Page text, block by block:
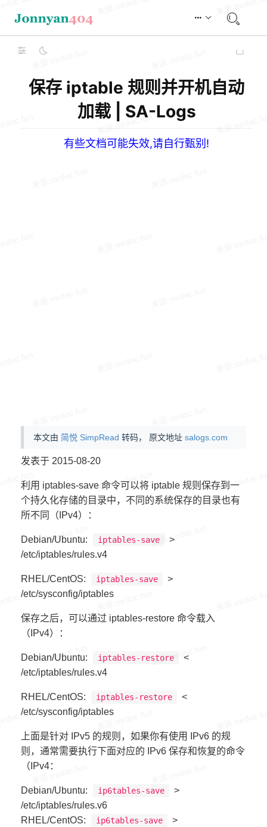
保存 iptable 规则并开机自动
加载 | SA-Logs
有些文档可能失效,请自行甄别!
本文由 简悦 SimpRead 转码， 原文地址 salogs.com
发表于 2015-08-20
利用 iptables-save 命令可以将 iptable 规则保存到一
个持久化存储的目录中，不同的系统保存的目录也有
所不同（IPv4）：
Debian/Ubuntu: iptables-save
>
/etc/iptables/rules.v4
RHEL/CentOS: iptables-save
>
/etc/sysconfig/iptables
保存之后，可以通过 iptables-restore 命令载入
（IPv4）：
Debian/Ubuntu: iptables-restore
<
/etc/iptables/rules.v4
RHEL/CentOS: iptables-restore
<
/etc/sysconfig/iptables
上面是针对 IPv5 的规则，如果你有使用 IPv6 的规
则，通常需要执行下面对应的 IPv6 保存和恢复的命令
（IPv4：
Debian/Ubuntu: ip6tables-save
>
/etc/iptables/rules.v6
RHEL/CentOS:
ip6tables-save
>